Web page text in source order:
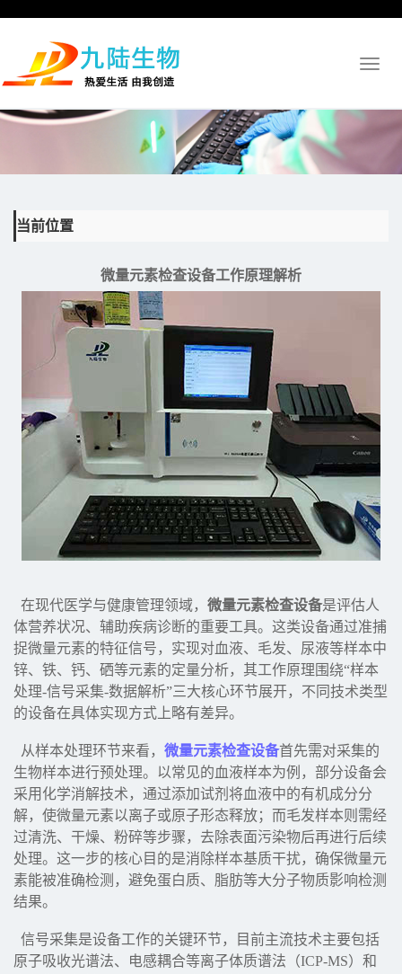
Toggle
当前位置
微量元素检查设备工作原理解析
在现代医学与健康管理领域， 微量元素检查设备是评估人
体营养状况、辅助疾病诊断的重要工具。这类设备通过准捕
捉微量元素的特征信号，实现对血液、毛发、尿液等样本中
锌、铁、钙、硒等元素的定量分析，其工作原理围绕“样本
处理-信号采集-数据解析”三大核心环节展开，不同技术类型
的设备在具体实现方式上略有差异。
从样本处理环节来看， 微量元素检查设备首先需对采集的
生物样本进行预处理。以常见的血液样本为例，部分设备会
采用化学消解技术，通过添加试剂将血液中的有机成分分
解，使微量元素以离子或原子形态释放；而毛发样本则需经
过清洗、干燥、粉碎等步骤，去除表面污染物后再进行后续
处理。这一步的核心目的是消除样本基质干扰，确保微量元
素能被准确检测，避免蛋白质、脂肪等大分子物质影响检测
结果。
信号采集是设备工作的关键环节，目前主流技术主要包括
原子吸收光谱法、电感耦合等离子体质谱法（ICP-MS）和